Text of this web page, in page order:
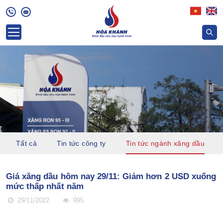
Tất cả Tin tức công ty Tin tức ngành xăng dầu
Giá xăng dầu hôm nay 29/11: Giảm hơn 2 USD xuống
mức thấp nhất năm
29/11/2022
995